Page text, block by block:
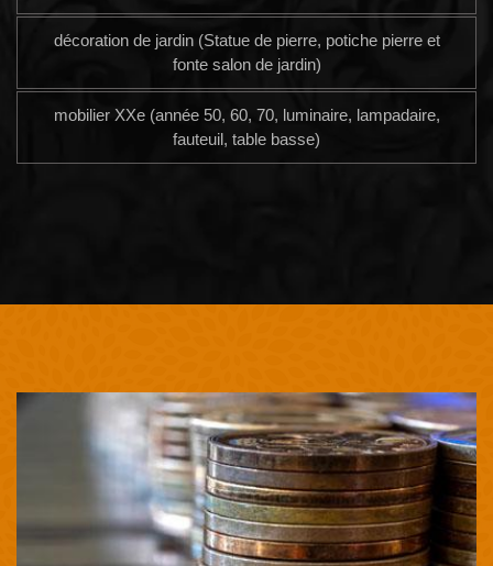
décoration de jardin (Statue de pierre, potiche pierre et
fonte salon de jardin)
mobilier XXe (année 50, 60, 70, luminaire, lampadaire,
fauteuil, table basse)